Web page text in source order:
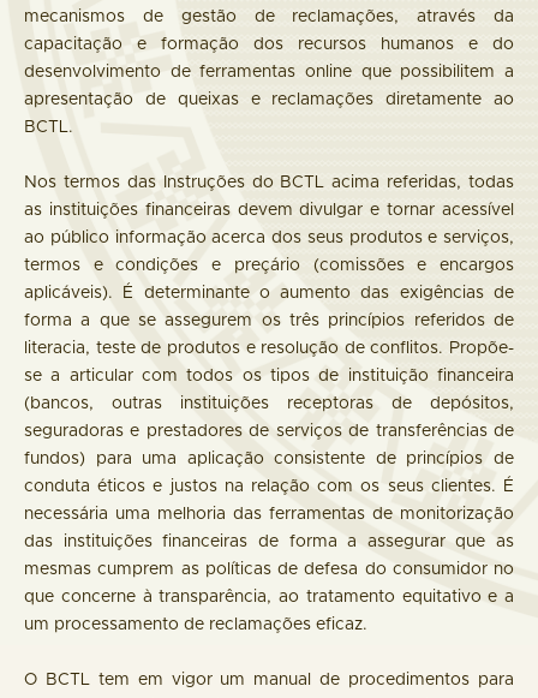
mecanismos de gestão de reclamações, através da
capacitação e formação dos recursos humanos e do
desenvolvimento de ferramentas online que possibilitem a
apresentação de queixas e reclamações diretamente ao
BCTL.
Nos termos das Instruções do BCTL acima referidas, todas
as instituições financeiras devem divulgar e tornar acessível
ao público informação acerca dos seus produtos e serviços,
termos e condições e preçário (comissões e encargos
aplicáveis). É determinante o aumento das exigências de
forma a que se assegurem os três princípios referidos de
literacia, teste de produtos e resolução de conflitos. Propõe-
se a articular com todos os tipos de instituição financeira
(bancos, outras instituições receptoras de depósitos,
seguradoras e prestadores de serviços de transferências de
fundos) para uma aplicação consistente de princípios de
conduta éticos e justos na relação com os seus clientes. É
necessária uma melhoria das ferramentas de monitorização
das instituições financeiras de forma a assegurar que as
mesmas cumprem as políticas de defesa do consumidor no
que concerne à transparência, ao tratamento equitativo e a
um processamento de reclamações eficaz.
O BCTL tem em vigor um manual de procedimentos para